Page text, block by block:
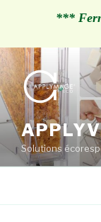
Aller
au
contenu
principal
Solutions
***